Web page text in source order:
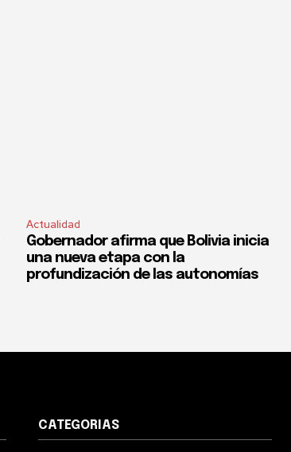
Actualidad
Gobernador afirma que Bolivia inicia
una nueva etapa con la
profundización de las autonomías
CATEGORIAS